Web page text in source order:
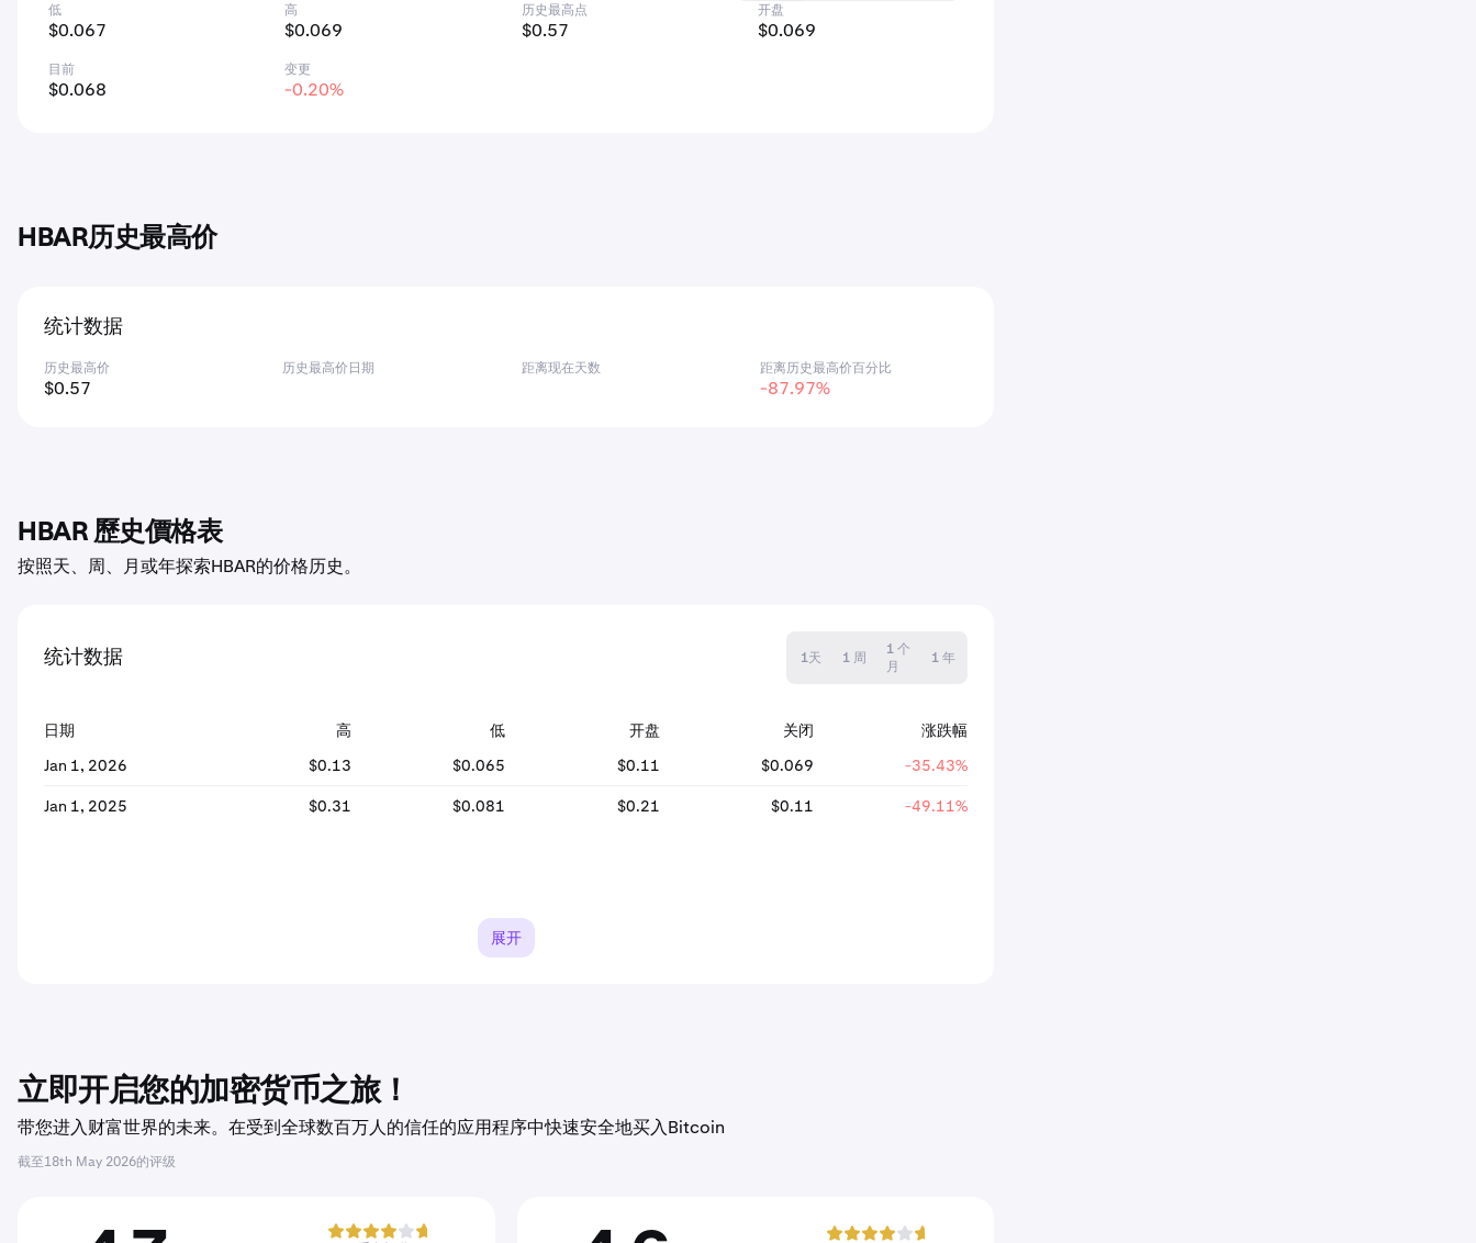
低
$0.067
高
$0.069
历史最高点
$0.57
开盘
$0.069
目前
$0.068
变更
-0.20%
HBAR历史最高价
统计数据
历史最高价
$0.57
历史最高价日期 距离现在天数 距离历史最高价百分比
-87.97%
HBAR 歷史價格表
按照天、周、月或年探索HBAR的价格历史。
统计数据 1天 1 周
1 个
月
1 年
日期 高 低 开盘 关闭
涨跌幅
Jan 1, 2026
$0.13 $0.065 $0.11 $0.069 -35.43%
Jan 1, 2025 $0.31 $0.081 $0.21 $0.11 -49.11%
展开
立即开启您的加密货币之旅！
带您进入财富世界的未来。在受到全球数百万人的信任的应用程序中快速安全地买入Bitcoin
截至18th May 2026的评级